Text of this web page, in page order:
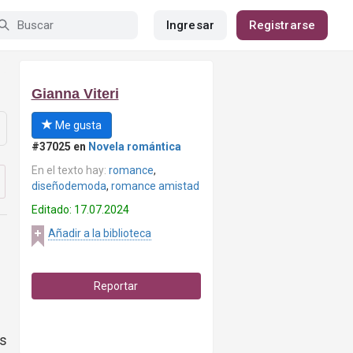
Ingresar Registrarse
Gianna Viteri
Me gusta
#37025 en Novela romántica
En el texto hay: romance,
diseñodemoda, romance amistad
Editado: 17.07.2024
Añadir a la biblioteca
Reportar